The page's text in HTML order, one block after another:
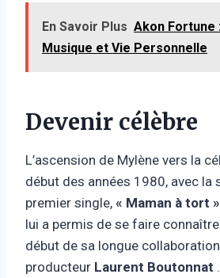
En Savoir Plus Akon Fortune
Musique et Vie Personnelle
Devenir célèbre
L’ascension de Mylène vers la
début des années 1980, avec la
premier single, « Maman à tort
lui a permis de se faire
début de sa longue
producteur Laurent Boutonnat